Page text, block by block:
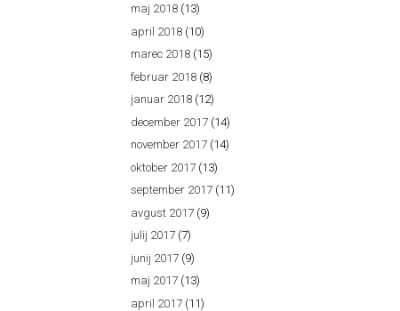
maj 2018 (13)
april 2018 (10)
marec 2018 (15)
februar 2018 (8)
januar 2018 (12)
december 2017 (14)
november 2017 (14)
oktober 2017 (13)
september 2017 (11)
avgust 2017 (9)
julij 2017 (7)
junij 2017 (9)
maj 2017 (13)
april 2017 (11)